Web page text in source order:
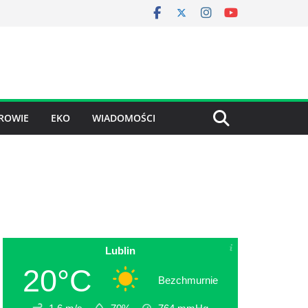
EKO WIADOMOŚCI
Lublin
20°C Bezchmurnie